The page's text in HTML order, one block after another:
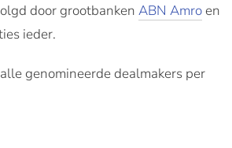
door grootbanken ABN Amro en
ieder.
genomineerde dealmakers per